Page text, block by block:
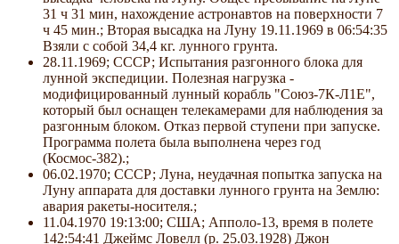
31 ч 31 мин, нахождение астронавтов на поверхности 7
ч 45 мин.; Вторая высадка на Луну 19.11.1969 в 06:54:35
Взяли с собой 34,4 кг. лунного грунта.
28.11.1969; СССР; Испытания разгонного блока для
лунной экспедиции. Полезная нагрузка -
модифицированный лунный корабль "Союз-7К-Л1Е",
который был оснащен телекамерами для наблюдения за
разгонным блоком. Отказ первой ступени при запуске.
Программа полета была выполнена через год
(Космос-382).;
06.02.1970; СССР; Луна, неудачная попытка запуска на
Луну аппарата для доставки лунного грунта на Землю:
авария ракеты-носителя.;
11.04.1970 19:13:00; США; Апполо-13, время в полете
142:54:41 Джеймс Ловелл (р. 25.03.1928) Джон